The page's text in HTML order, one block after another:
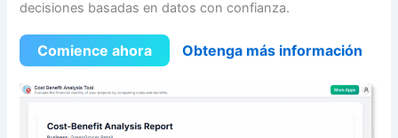
decisiones basadas en datos con confianza.
Comience ahora Obtenga más información